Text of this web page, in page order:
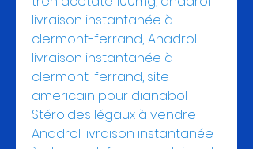
livraison instantanée à
clermont-ferrand,. Anadrol
livraison instantanée à
clermont-ferrand, site
americain pour dianabol -
Stéroïdes légaux à vendre
Anadrol livraison instantanée